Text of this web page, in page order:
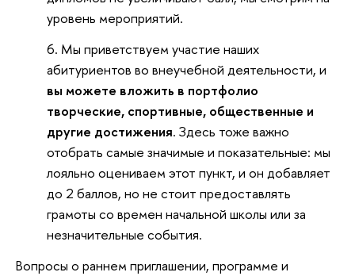
уровень мероприятий.
Мы приветствуем участие наших
абитуриентов во внеучебной деятельности, и
вы можете вложить в портфолио
творческие, спортивные, общественные и
другие достижения. Здесь тоже важно
отобрать самые значимые и показательные: мы
лояльно оцениваем этот пункт, и он добавляет
до 2 баллов, но не стоит предоставлять
грамоты со времен начальной школы или за
незначительные события.
Вопросы о раннем приглашении, программе и